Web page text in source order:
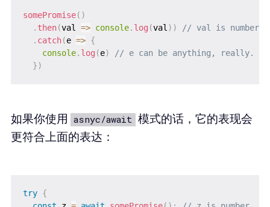
somePromise( )
. then(val => console. log (val ) )
// val is number
. catch(e => {
console. log (e)
// e can be anything, really.
})
如果你使用 asnyc/await 模式的话，它的表现会
更符合上面的表达：
try {